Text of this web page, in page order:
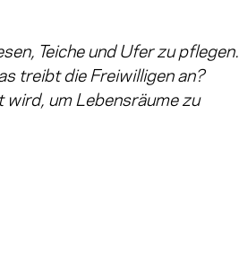
Teiche und Ufer zu pflegen.
treibt die Freiwilligen an?
wird, um Lebensräume zu